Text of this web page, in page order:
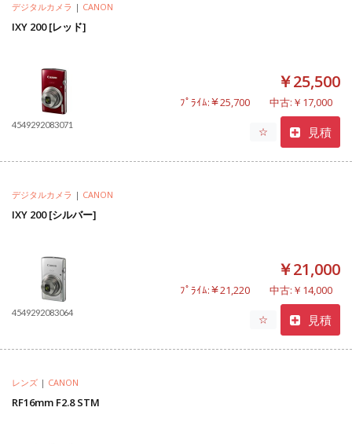
デジタルカメラ | CANON
IXY 200 [レッド]
4549292083071
￥25,500
ﾌﾟﾗｲﾑ:￥25,700 中古:￥17,000
☆ 見積
デジタルカメラ | CANON
IXY 200 [シルバー]
4549292083064
￥21,000
ﾌﾟﾗｲﾑ:￥21,220 中古:￥14,000
☆ 見積
レンズ | CANON
RF16mm F2.8 STM